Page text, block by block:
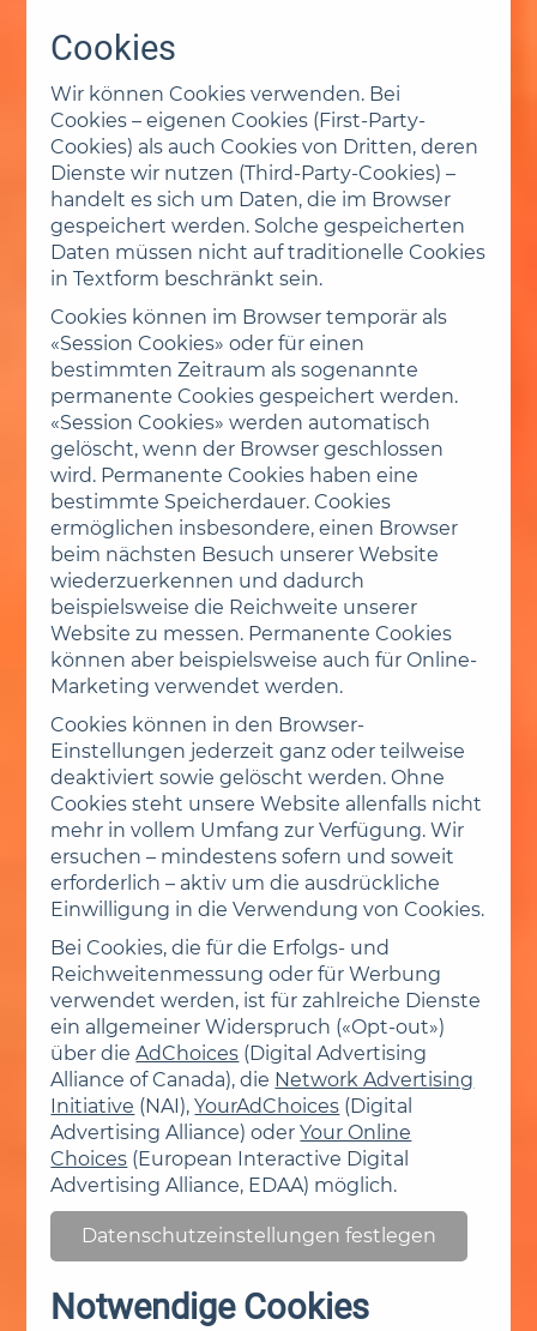
Cookies
Wir können Cookies verwenden. Bei
Cookies – eigenen Cookies (First-Party-
Cookies) als auch Cookies von Dritten, deren
Dienste wir nutzen (Third-Party-Cookies) –
handelt es sich um Daten, die im Browser
gespeichert werden. Solche gespeicherten
Daten müssen nicht auf traditionelle Cookies
in Textform beschränkt sein.
Cookies können im Browser temporär als
«Session Cookies» oder für einen
bestimmten Zeitraum als sogenannte
permanente Cookies gespeichert werden.
«Session Cookies» werden automatisch
gelöscht, wenn der Browser geschlossen
wird. Permanente Cookies haben eine
bestimmte Speicherdauer. Cookies
ermöglichen insbesondere, einen Browser
beim nächsten Besuch unserer Website
wiederzuerkennen und dadurch
beispielsweise die Reichweite unserer
Website zu messen. Permanente Cookies
können aber beispielsweise auch für Online-
Marketing verwendet werden.
Cookies können in den Browser-
Einstellungen jederzeit ganz oder teilweise
deaktiviert sowie gelöscht werden. Ohne
Cookies steht unsere Website allenfalls nicht
mehr in vollem Umfang zur Verfügung. Wir
ersuchen – mindestens sofern und soweit
erforderlich – aktiv um die ausdrückliche
Einwilligung in die Verwendung von Cookies.
Bei Cookies, die für die Erfolgs- und
Reichweitenmessung oder für Werbung
verwendet werden, ist für zahlreiche Dienste
ein allgemeiner Widerspruch («Opt-out»)
über dieAdChoices (Digital Advertising
Alliance of Canada), die Network Advertising
Initiative (NAI),YourAdChoices (Digital
Advertising Alliance) oderYour Online
Choices (European Interactive Digital
Advertising Alliance, EDAA) möglich.
Datenschutzeinstellungen festlegen
Notwendige Cookies